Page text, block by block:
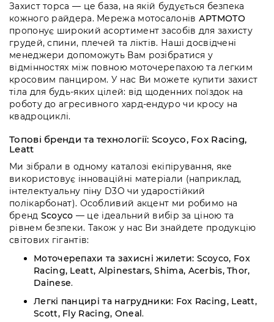
Захист торса — це база, на якій будується безпека
кожного райдера. Мережа мотосалонів АРТМОТО
пропонує широкий асортимент засобів для захисту
грудей, спини, плечей та ліктів. Наші досвідчені
менеджери допоможуть Вам розібратися у
відмінностях між повною моточерепахою та легким
кросовим панциром. У нас Ви можете купити захист
тіла для будь-яких цілей: від щоденних поїздок на
роботу до агресивного хард-ендуро чи кросу на
квадроциклі.
Топові бренди та технології: Scoyco, Fox Racing,
Leatt
Ми зібрали в одному каталозі екіпірування, яке
використовує інноваційні матеріали (наприклад,
інтелектуальну піну D3O чи ударостійкий
полікарбонат). Особливий акцент ми робимо на
бренд Scoyco — це ідеальний вибір за ціною та
рівнем безпеки. Також у нас Ви знайдете продукцію
світових гігантів:
Моточерепахи та захисні жилети: Scoyco, Fox
Racing, Leatt, Alpinestars, Shima, Acerbis, Thor,
Dainese.
Легкі панцирі та нагрудники: Fox Racing, Leatt,
Scott, Fly Racing, Oneal.